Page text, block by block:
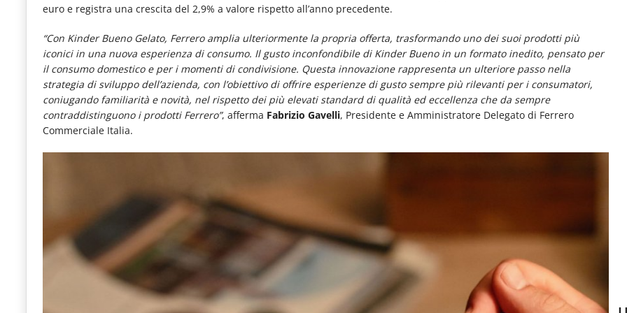
le
novità
del
comparto
Horeca.
euro e registra una crescita del 2,9% a valore rispetto all’anno precedente.
“Con Kinder Bueno Gelato, Ferrero amplia ulteriormente la propria offerta, trasformando uno dei suoi prodotti più
iconici in una nuova esperienza di consumo. Il gusto inconfondibile di Kinder Bueno in un formato inedito, pensato per
il consumo domestico e per i momenti di condivisione. Questa innovazione rappresenta un ulteriore passo nella
strategia di sviluppo dell’azienda, con l’obiettivo di offrire esperienze di gusto sempre più rilevanti per i consumatori,
coniugando familiarità e novità, nel rispetto dei più elevati standard di qualità ed eccellenza che da sempre
contraddistinguono i prodotti Ferrero”, afferma Fabrizio Gavelli, Presidente e Amministratore Delegato di Ferrero
Commerciale Italia.